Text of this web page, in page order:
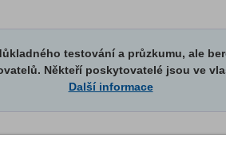
testování a průzkumu, ale
Někteří poskytovatelé jsou ve
Další informace